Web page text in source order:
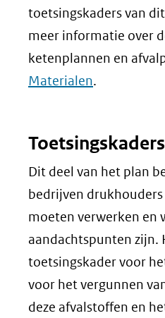
toetsingskaders van
meer informatie over
ketenplannen en
Materialen.
Toetsingskaders
Dit deel van het plan
bedrijven
moeten verwerken en
aandachtspunten zijn.
toetsingskader voor
voor het vergunnen
deze afvalstoffen en